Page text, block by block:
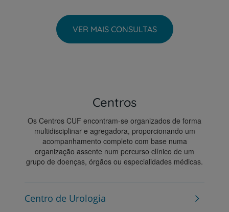
VER MAIS CONSULTAS
Centros
Os Centros CUF encontram-se organizados de forma
multidisciplinar e agregadora, proporcionando um
acompanhamento completo com base numa
organização assente num percurso clínico de um
grupo de doenças, órgãos ou especialidades médicas.
Centro de Urologia